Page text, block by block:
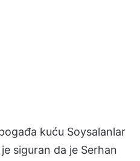
kuću Soysalanlar
siguran da je Serhan